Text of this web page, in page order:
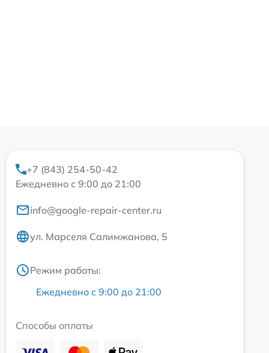
+7 (843) 254-50-42
Ежедневно с 9:00 до 21:00
info@google-repair-center.ru
ул. Марселя Салимжанова, 5
Режим работы:
Ежедневно с 9:00 до 21:00
Способы оплаты